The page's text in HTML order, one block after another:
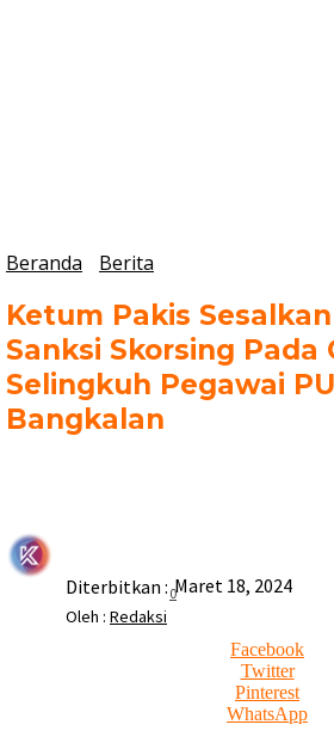
Beranda Berita
Ketum Pakis
Sanksi Skorsing Pada
Selingkuh Pegawai
Bangkalan
Oleh : Redaksi
0
Diterbitkan : Maret 18, 2024
Facebook
Twitter
Pinterest
WhatsApp